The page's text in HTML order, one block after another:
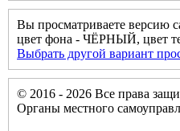
Вы просматриваете версию
цвет фона - ЧЁРНЫЙ, цвет
Выбрать другой вариант
© 2016 - 2026 Все права
Органы местного